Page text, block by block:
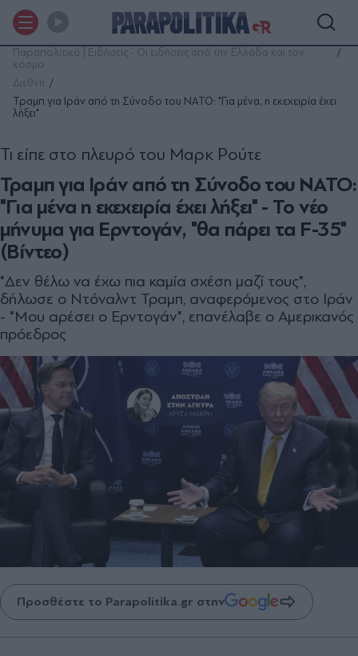
Παραπολιτικά | Ειδήσεις - Οι ειδήσεις από την Ελλάδα και τον
κόσμο
Διεθνή
Τραμπ για Ιράν από τη Σύνοδο του ΝΑΤΟ: "Για μένα, η εκεχειρία έχει
λήξει"
Τραμπ για Ιράν από τη Σύνοδο του ΝΑΤΟ:
"Για μένα η εκεχειρία έχει λήξει" - Το νέο
μήνυμα για Ερντογάν, "θα πάρει τα F-35"
(Βίντεο)
Τι είπε στο πλευρό του Μαρκ Ρούτε
"Δεν θέλω να έχω πια καμία σχέση μαζί τους",
δήλωσε ο Ντόναλντ Τραμπ, αναφερόμενος στο Ιράν
- "Μου αρέσει ο Ερντογάν", επανέλαβε ο Αμερικανός
πρόεδρος
Προσθέστε το Parapolitika.gr στην